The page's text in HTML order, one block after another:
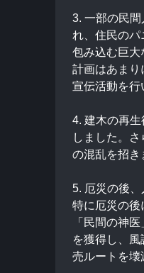
3. 一部の民
れ、住民の
包み込む巨大
計画はあまり
宣伝活動を行
4. 建木の再
しました。
の混乱を招き
5. 厄災の後
特に厄災の後
「民間の神
を獲得し、
売ルートを壊